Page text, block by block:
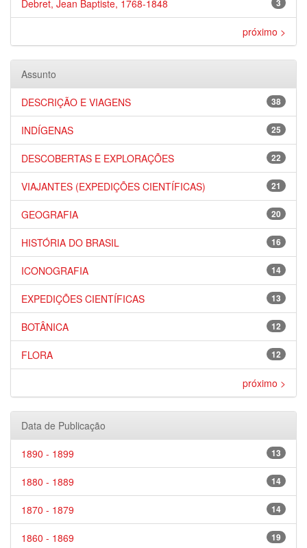
3
Debret, Jean Baptiste, 1768-1848
próximo >
Assunto
38
DESCRIÇÃO E VIAGENS
25
INDÍGENAS
22
DESCOBERTAS E EXPLORAÇÕES
21
VIAJANTES (EXPEDIÇÕES CIENTÍFICAS)
20
GEOGRAFIA
16
HISTÓRIA DO BRASIL
14
ICONOGRAFIA
13
EXPEDIÇÕES CIENTÍFICAS
12
BOTÂNICA
12
FLORA
próximo >
Data de Publicação
13
1890 - 1899
14
1880 - 1889
14
1870 - 1879
19
1860 - 1869